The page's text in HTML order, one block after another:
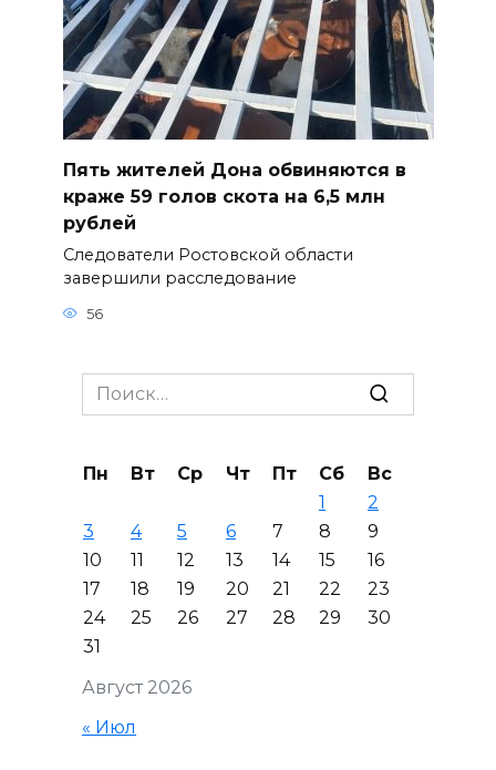
Пять жителей Дона обвиняются в
краже 59 голов скота на 6,5 млн
рублей
Следователи Ростовской области
завершили расследование
56
Search
for:
Август 2026
Пн Вт Ср Чт Пт Сб
Вс
1
2
3
4 5 6 7 8
9
10
11 12 13 14 15
16
17
18 19 20 21 22
23
24
25 26 27 28 29
30
31
« Июл